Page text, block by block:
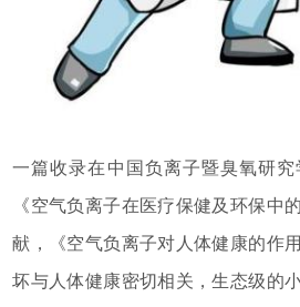
一篇收录在中国负离子暨臭氧研
《空气负离子在医疗保健及环保中
献，《空气负离子对人体健康的作
坏与人体健康密切相关，生态级的